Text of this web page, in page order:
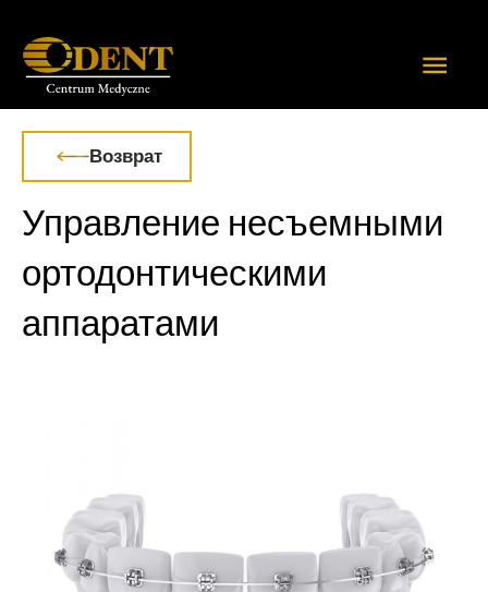
содержимому
Возврат
Управление несъемными
ортодонтическими
аппаратами